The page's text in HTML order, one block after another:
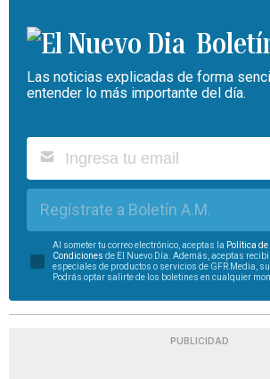
Las noticias explicadas de forma
entender lo más importante del día.
Regístrate a Boletín A.M.
Al someter tu correo electrónico, aceptas la Política
Condiciones de El Nuevo Día. Además, aceptas
especiales de productos o servicios de GFR Media,
Podrás optar salirte de los boletines en cualquier
PUBLICIDAD